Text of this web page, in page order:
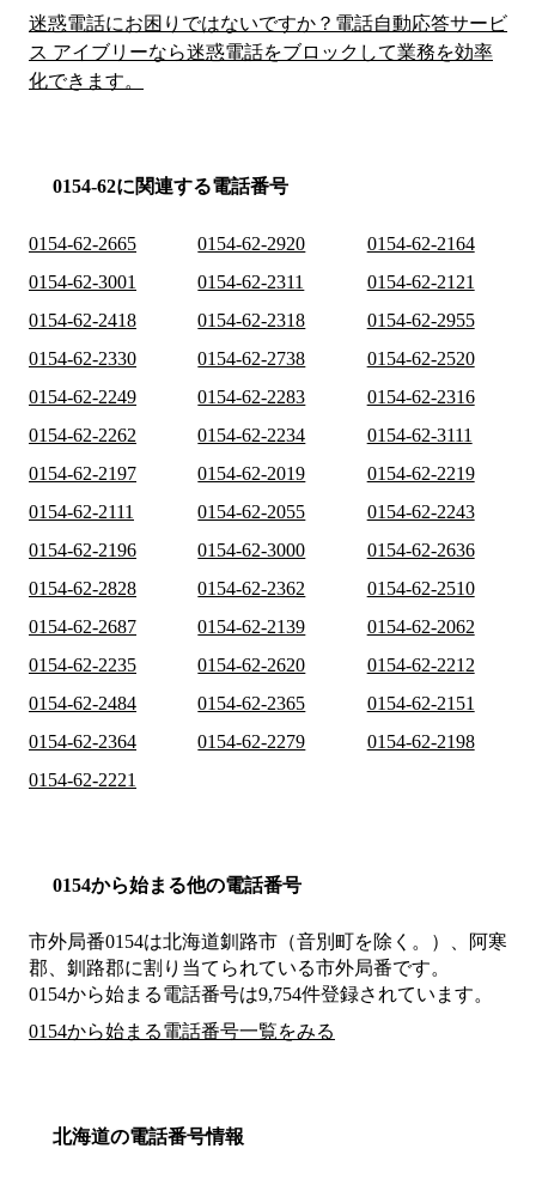
迷惑電話にお困りではないですか？電話自動応答サービ
ス アイブリーなら迷惑電話をブロックして業務を効率
化できます。
0154-62に関連する電話番号
0154-62-2665 0154-62-2920
0154-62-2164
0154-62-3001
0154-62-2311
0154-62-2121
0154-62-2418
0154-62-2318
0154-62-2955
0154-62-2330
0154-62-2738
0154-62-2520
0154-62-2249
0154-62-2283
0154-62-2316
0154-62-2262
0154-62-2234
0154-62-3111
0154-62-2197
0154-62-2019
0154-62-2219
0154-62-2111
0154-62-2055
0154-62-2243
0154-62-2196
0154-62-3000
0154-62-2636
0154-62-2828
0154-62-2362
0154-62-2510
0154-62-2687
0154-62-2139
0154-62-2062
0154-62-2235
0154-62-2620
0154-62-2212
0154-62-2484
0154-62-2365
0154-62-2151
0154-62-2364
0154-62-2279
0154-62-2198
0154-62-2221
0154から始まる他の電話番号
市外局番0154は北海道釧路市（音別町を除く。）、阿寒
郡、釧路郡に割り当てられている市外局番です。
0154から始まる電話番号は9,754件登録されています。
0154から始まる電話番号一覧をみる
北海道の電話番号情報